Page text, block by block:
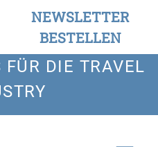
NEWSLETTER
BESTELLEN
DIE TRAVEL